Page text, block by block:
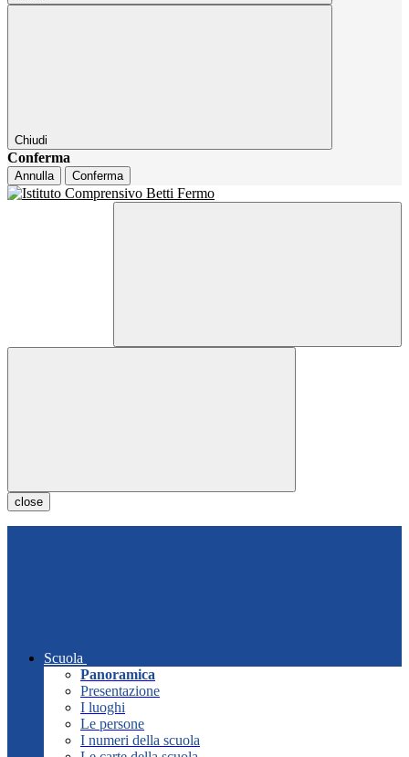
Chiudi
Conferma
Annulla Conferma
close
Scuola
Panoramica
Presentazione
I luoghi
Le persone
I numeri della scuola